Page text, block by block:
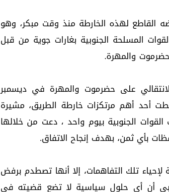
القاطع لهذه الخارطة منذ وقت مبكر، وهو
المسلحة الجنوبية بغارات جوية من قبل
والمهرة.
على حضرموت والمهرة في ديسمبر
أحد أهم مرتكزات خارطة الطريق، مشيرة
الجنوبية بيوم واحد ، دعت من خلالها
بأي ثمن، بهدف إنجاح الاتفاق.
تلك التفاهمات، إلا أنها تصطدم برفض
أن أي حلول سياسية لا تضع قضيته في